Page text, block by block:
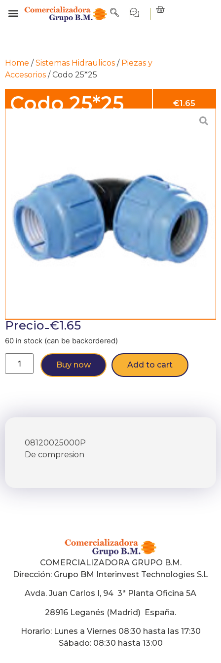
Home /Sistemas Hidraulicos / Piezas y
Accesorios / Codo 25*25
Codo 25*25 €1.65
Precio-€1.65
60 in stock (can be backordered)
Buy now Add to cart
08120025000P
De compresion
COMERCIALIZADORA GRUPO B.M.
Dirección: Grupo BM Interinvest Technologies S.L
Avda. Juan Carlos I, 94 3ª Planta Oficina 5A
28916 Leganés (Madrid) España.
Horario: Lunes a Viernes 08:30 hasta las 17:30
Sábado: 08:30 hasta 13:00